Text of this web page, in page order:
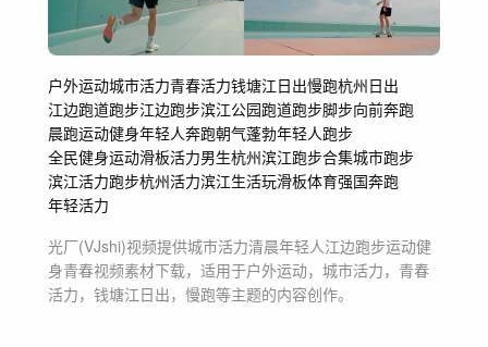
户外运动城市活力青春活力钱塘江日出慢跑杭州日出
江边跑道跑步江边跑步滨江公园跑道跑步脚步向前奔跑
晨跑运动健身年轻人奔跑朝气蓬勃年轻人跑步
全民健身运动滑板活力男生杭州滨江跑步合集城市跑步
滨江活力跑步杭州活力滨江生活玩滑板体育强国奔跑
年轻活力
光厂(VJshi)视频提供城市活力清晨年轻人江边跑步运动健
身青春视频素材下载，适用于户外运动，城市活力，青春
活力，钱塘江日出，慢跑等主题的内容创作。